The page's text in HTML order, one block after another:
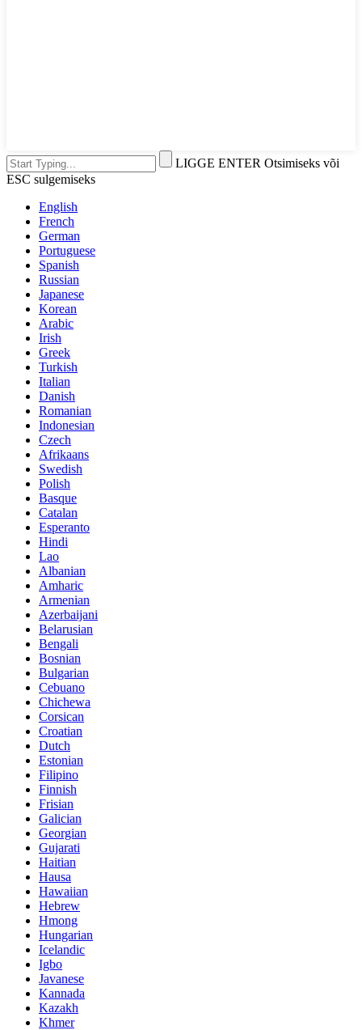
LIGGE ENTER Otsimiseks või
ESC sulgemiseks
English
French
German
Portuguese
Spanish
Russian
Japanese
Korean
Arabic
Irish
Greek
Turkish
Italian
Danish
Romanian
Indonesian
Czech
Afrikaans
Swedish
Polish
Basque
Catalan
Esperanto
Hindi
Lao
Albanian
Amharic
Armenian
Azerbaijani
Belarusian
Bengali
Bosnian
Bulgarian
Cebuano
Chichewa
Corsican
Croatian
Dutch
Estonian
Filipino
Finnish
Frisian
Galician
Georgian
Gujarati
Haitian
Hausa
Hawaiian
Hebrew
Hmong
Hungarian
Icelandic
Igbo
Javanese
Kannada
Kazakh
Khmer